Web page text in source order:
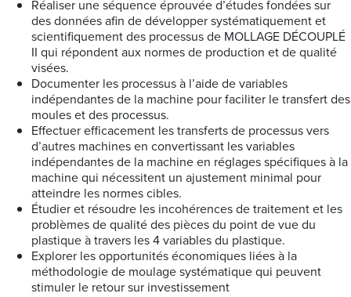
Réaliser une séquence éprouvée d’études fondées sur
des données afin de développer systématiquement et
scientifiquement des processus de MOLLAGE DÉCOUPLÉ
II qui répondent aux normes de production et de qualité
visées.
Documenter les processus à l’aide de variables
indépendantes de la machine pour faciliter le transfert des
moules et des processus.
Effectuer efficacement les transferts de processus vers
d’autres machines en convertissant les variables
indépendantes de la machine en réglages spécifiques à la
machine qui nécessitent un ajustement minimal pour
atteindre les normes cibles.
Étudier et résoudre les incohérences de traitement et les
problèmes de qualité des pièces du point de vue du
plastique à travers les 4 variables du plastique.
Explorer les opportunités économiques liées à la
méthodologie de moulage systématique qui peuvent
stimuler le retour sur investissement